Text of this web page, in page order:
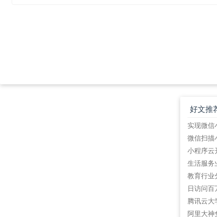
好文推
教育行业
阿里大神